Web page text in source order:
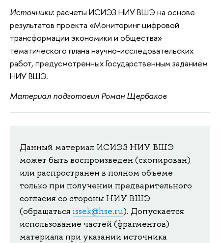
Источники: расчеты ИСИЭЗ НИУ ВШЭ на основе
результатов проекта «Мониторинг цифровой
трансформации экономики и общества»
тематического плана научно-исследовательских
работ, предусмотренных Государственным заданием
НИУ ВШЭ.
Материал подготовил Роман Щербаков
Данный материал ИСИЭЗ НИУ ВШЭ
может быть воспроизведен (скопирован)
или распространен в полном объеме
только при получении предварительного
согласия со стороны НИУ ВШЭ
(обращаться issek@hse.ru). Допускается
использование частей (фрагментов)
материала при указании источника